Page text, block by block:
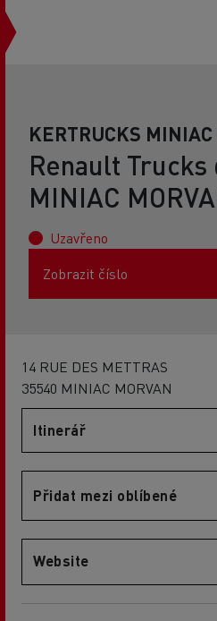
KERTRUCKS MINIAC
Renault
MINIAC
Uzavřeno
Zobrazit číslo
14 RUE DES METTRAS
35540 MINIAC MORVAN
Itinerář
Přidat mezi oblíbené
Website